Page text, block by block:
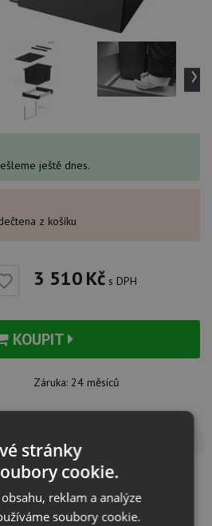
›
ještě dnes.
z košíku
3 510Kč s DPH
KOUPIT
Záruka: 24 měsíců
Dotaz k produktu
stránky
cookie.
reklam a analýze
soubory cookie.